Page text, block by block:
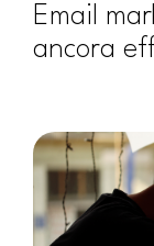
Email
ancora